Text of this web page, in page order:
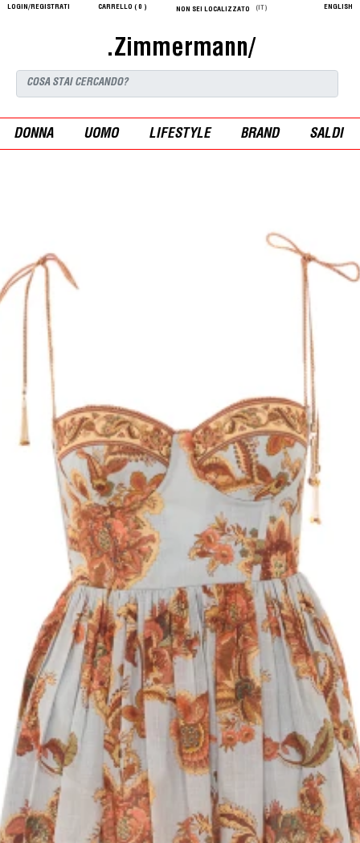
LOGIN/REGISTRATI CARRELLO ( 0 ) NON SEI LOCALIZZATO (IT) ENGLISH
.Zimmermann/
DONNA UOMO LIFESTYLE BRAND SALDI